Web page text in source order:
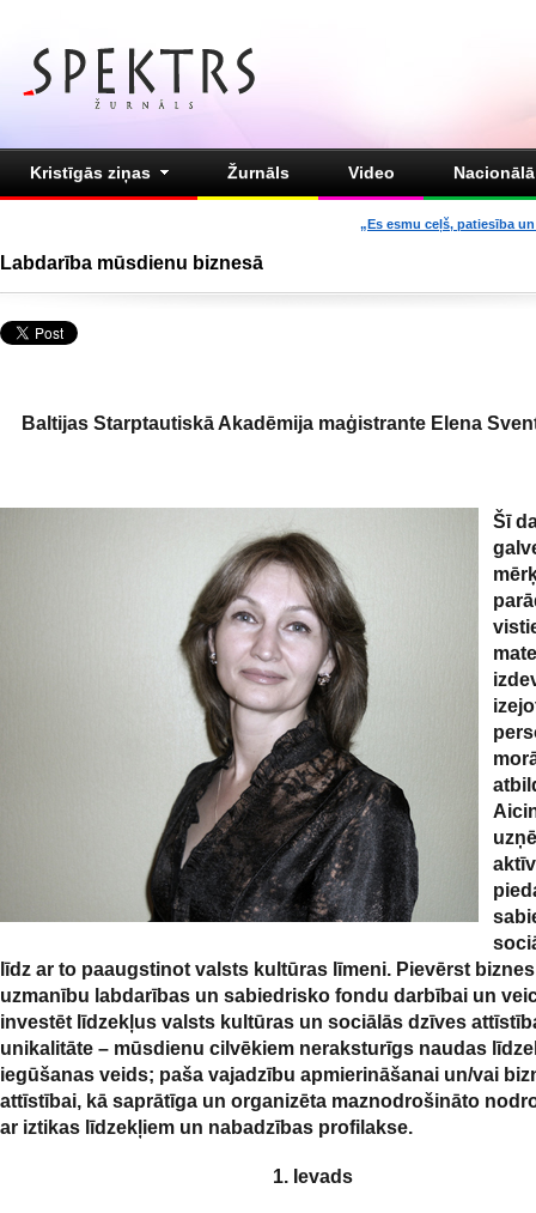
Kristīgās ziņas Žurnāls Video
„Es esmu ceļš, patiesība
Labdarība mūsdienu biznesā
Baltijas Starptautiskā Akadēmija maģistrante Elena
Šī
līdz ar to paaugstinot valsts kultūras līmeni. Pievērst
uzmanību labdarības un sabiedrisko fondu darbībai un
investēt līdzekļus valsts kultūras un sociālās dzīves
unikalitāte – mūsdienu cilvēkiem neraksturīgs naudas
iegūšanas veids; paša vajadzību apmierināšanai un/vai
attīstībai, kā saprātīga un organizēta maznodrošināto
ar iztikas līdzekļiem un nabadzības profilakse.
1. Ievads